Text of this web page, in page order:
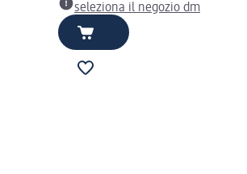
seleziona il negozio dm